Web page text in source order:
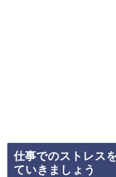
仕事でのストレス
ていきましょう